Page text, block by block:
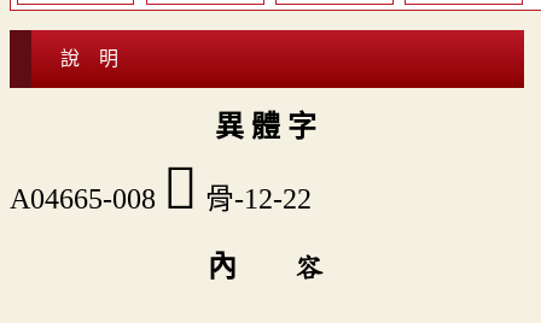
說 明
異 體 字
A04665-008 󶲩 骨-12-22
內 容